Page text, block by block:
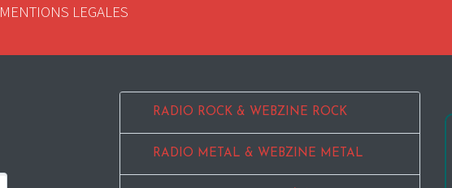
MENTIONS LEGALES
RADIO ROCK & WEBZINE ROCK
RADIO METAL & WEBZINE METAL